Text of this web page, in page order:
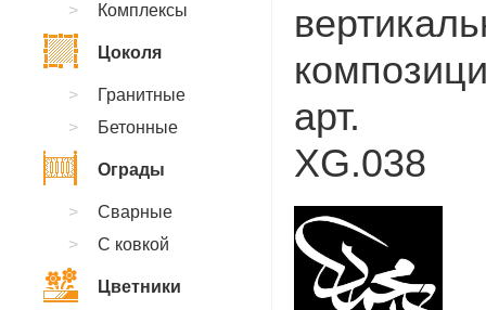
арт.
XG.038
Комплексы
Цоколя
Гранитные
Бетонные
Ограды
Сварные
С ковкой
Цветники